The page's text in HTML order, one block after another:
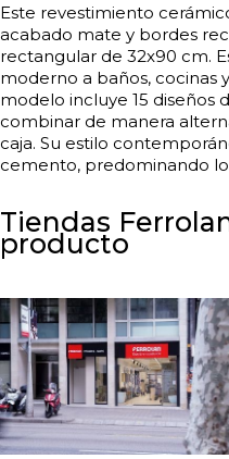
Este revestimiento
acabado mate y bordes
rectangular de 32x90 cm.
moderno a baños, cocinas
modelo incluye 15 diseños
combinar de manera
caja. Su estilo
cemento, predominando
Tiendas
producto